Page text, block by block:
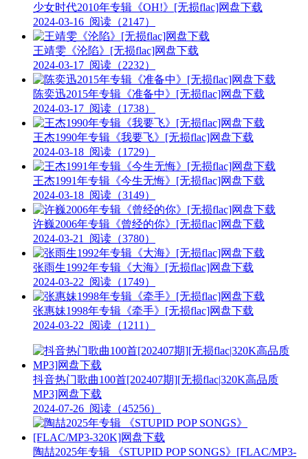
少女时代2010年专辑《OH!》[无损flac]网盘下载
2024-03-16 阅读（2147）
王靖雯《沦陷》[无损flac]网盘下载
2024-03-17 阅读（2232）
陈奕迅2015年专辑《准备中》[无损flac]网盘下载
2024-03-17 阅读（1738）
王杰1990年专辑《我要飞》[无损flac]网盘下载
2024-03-18 阅读（1729）
王杰1991年专辑《今生无悔》[无损flac]网盘下载
2024-03-18 阅读（3149）
许巍2006年专辑《曾经的你》[无损flac]网盘下载
2024-03-21
阅读（3780）
张雨生1992年专辑《大海》[无损flac]网盘下载
2024-03-22 阅读（1749）
张惠妹1998年专辑《牵手》[无损flac]网盘下载
2024-03-22 阅读（1211）
抖音热门歌曲100首[202407期][无损flac|320K高品质
MP3]网盘下载
2024-07-26 阅读（45256）
陶喆2025年专辑 《STUPID POP SONGS》[FLAC/MP3-